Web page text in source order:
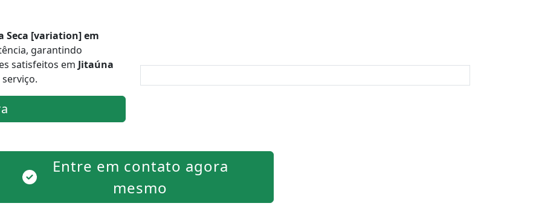
Seca [variation] em
garantindo
satisfeitos em Jitaúna
Entre em contato agora
mesmo